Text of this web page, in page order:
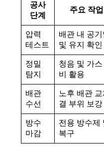
공사
단계
주요 작
압력
테스트
배관 내 공기
및 유지 확인
정밀
탐지
청음 및 가
비 활용
배관
수선
노후 배관 교
결 부위 보강
방수
마감
전용 방수제
복구